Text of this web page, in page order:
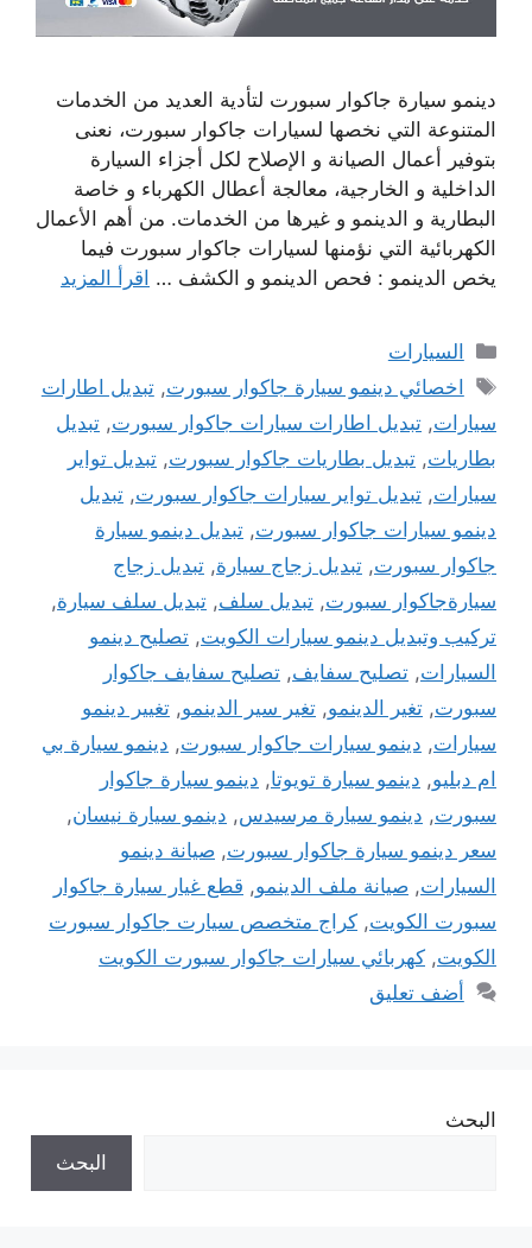
دينمو سيارة جاكوار سبورت لتأدية العديد من الخدمات
المتنوعة التي نخصها لسيارات جاكوار سبورت، نعنى
بتوفير أعمال الصيانة و الإصلاح لكل أجزاء السيارة
الداخلية و الخارجية، معالجة أعطال الكهرباء و خاصة
البطارية و الدينمو و غيرها من الخدمات. من أهم الأعمال
الكهربائية التي نؤمنها لسيارات جاكوار سبورت فيما
يخص الدينمو : فحص الدينمو و الكشف … اقرأ المزيد
التصنيفات
السيارات
الوسوم
اخصائي دينمو سيارة جاكوار سبورت,تبديل اطارات
سيارات, تبديل اطارات سيارات جاكوار سبورت, تبديل
بطاريات, تبديل بطاريات جاكوار سبورت, تبديل تواير
سيارات, تبديل تواير سيارات جاكوار سبورت, تبديل
دينمو سيارات جاكوار سبورت, تبديل دينمو سيارة
جاكوار سبورت, تبديل زجاج سيارة, تبديل زجاج
سيارةجاكوار سبورت, تبديل سلف, تبديل سلف سيارة,
تركيب وتبديل دينمو سيارات الكويت, تصليح دينمو
السيارات, تصليح سفايف, تصليح سفايف جاكوار
سبورت, تغير الدينمو, تغير سير الدينمو, تغيير دينمو
سيارات, دينمو سيارات جاكوار سبورت, دينمو سيارة بي
ام دبليو, دينمو سيارة تويوتا, دينمو سيارة جاكوار
سبورت, دينمو سيارة مرسيدس, دينمو سيارة نيسان,
سعر دينمو سيارة جاكوار سبورت, صيانة دينمو
السيارات, صيانة ملف الدينمو, قطع غيار سيارة جاكوار
سبورت الكويت, كراج متخصص سيارت جاكوار سبورت
الكويت, كهربائي سيارات جاكوار سبورت الكويت
أضف تعليق
البحث
البحث